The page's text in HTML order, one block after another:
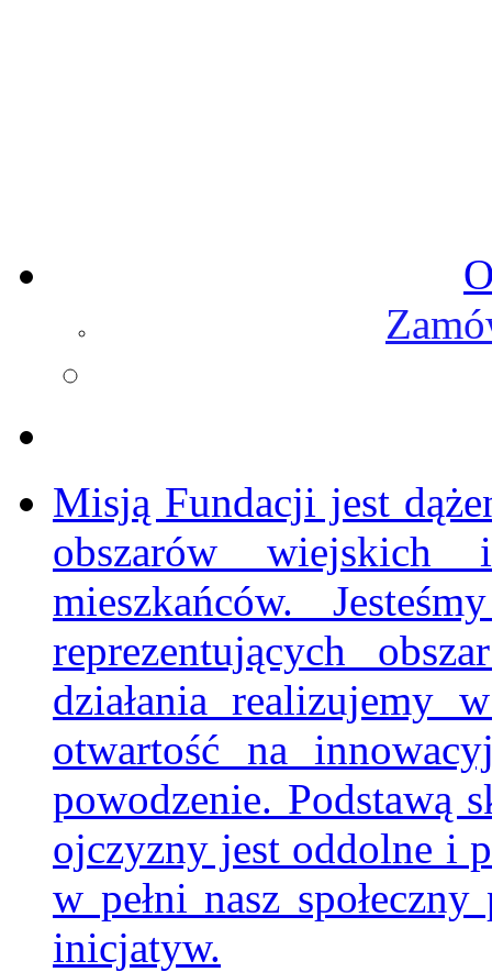
Misją Fundacji jest
obszarów wiejskich
mieszkańców.
reprezentujących
działania realizujemy
otwartość na
powodzenie. Podstawą
ojczyzny jest oddolne i
w pełni nasz
inicjatyw.